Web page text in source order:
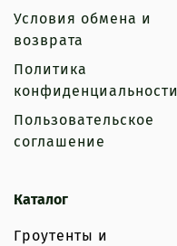
Условия обмена и
возврата
Политика
конфиденциальности
Пользовательское
соглашение
Каталог
Гроутенты и